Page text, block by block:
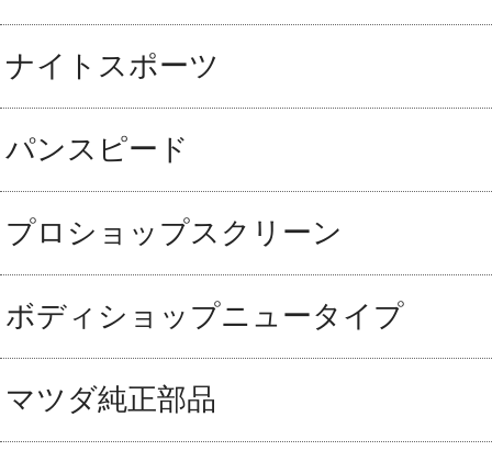
ナイトスポーツ
パンスピード
プロショップスクリーン
ボディショップニュータイプ
マツダ純正部品